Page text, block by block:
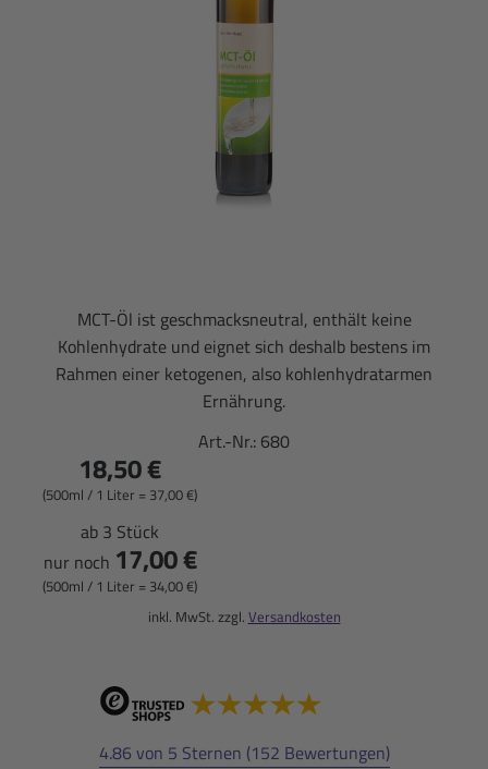
MCT-Öl ist geschmacksneutral, enthält keine
Kohlenhydrate und eignet sich deshalb bestens im
Rahmen einer ketogenen, also kohlenhydratarmen
Ernährung.
Art.-Nr.: 680
18,50 €
(500ml / 1 Liter = 37,00 €)
ab 3 Stück
nur noch 17,00 €
(500ml / 1 Liter = 34,00 €)
inkl. MwSt. zzgl. Versandkosten
4.86 von 5 Sternen (152 Bewertungen)